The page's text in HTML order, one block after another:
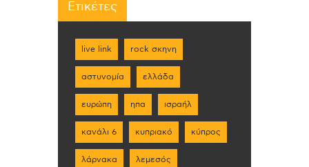
Ετικέτες
live link rock σκηνη
αστυνομία ελλάδα
ευρώπη ηπα ισραήλ
κανάλι 6 κυπριακό κύπρος
λάρνακα λεμεσός